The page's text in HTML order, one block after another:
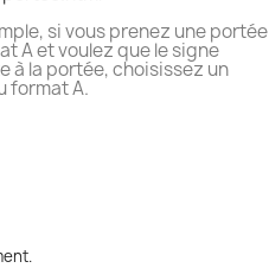
si vous prenez une portée
A et voulez que le signe
à la portée, choisissez un
format A.